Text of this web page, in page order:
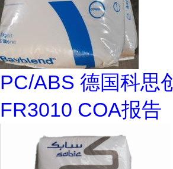
PC/ABS 德国科思
FR3010 COA报告